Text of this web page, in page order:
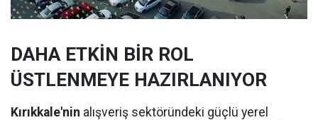
DAHA ETKİN BİR ROL
ÜSTLENMEYE HAZIRLANIYOR
Kırıkkale'nin alışveriş sektöründeki güçlü yerel